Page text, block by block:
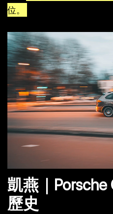
位。
凱燕｜Porsche
歷史